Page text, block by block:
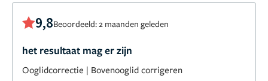
9,8Beoordeeld: 2 maanden geleden
het resultaat mag er zijn
Ooglidcorrectie | Bovenooglid corrigeren